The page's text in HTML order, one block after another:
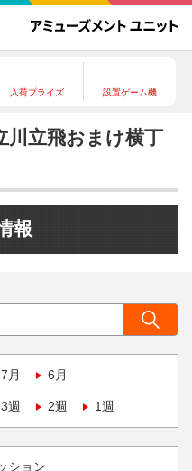
入荷プライズ 設置ゲーム機
立飛おまけ横丁
報
7月 6月
3週 2週 1週
ション